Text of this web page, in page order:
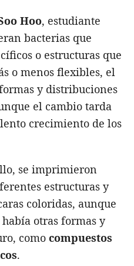
Hoo, estudiante
bacterias que
o estructuras que
o menos flexibles, el
y distribuciones
el cambio tarda
crecimiento de los
se imprimieron
estructuras y
coloridas, aunque
otras formas y
como compuestos
.